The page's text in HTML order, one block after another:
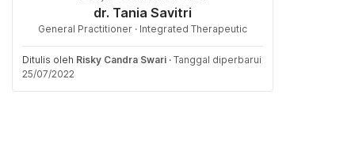
dr. Tania Savitri
General Practitioner · Integrated Therapeutic
Ditulis oleh Risky Candra Swari · Tanggal diperbarui
25/07/2022